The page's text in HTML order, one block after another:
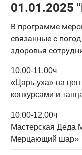
01.01.2025
В программе
связанные с
здоровья
10.00-11.00ч
«Царь-уха» на
конкурсами и
10.00-12.00ч
Мастерская Деда
Мерцающий шар»